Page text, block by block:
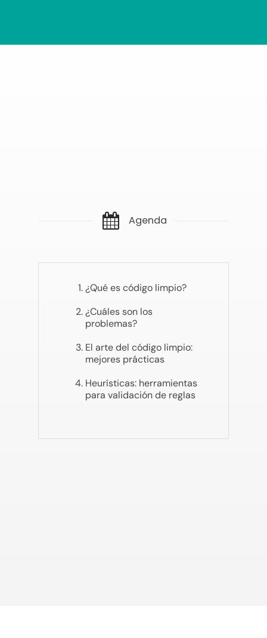
Agenda
¿Qué es código limpio?
¿Cuáles son los
problemas?
El arte del código limpio:
mejores prácticas
Heurísticas: herramientas
para validación de reglas